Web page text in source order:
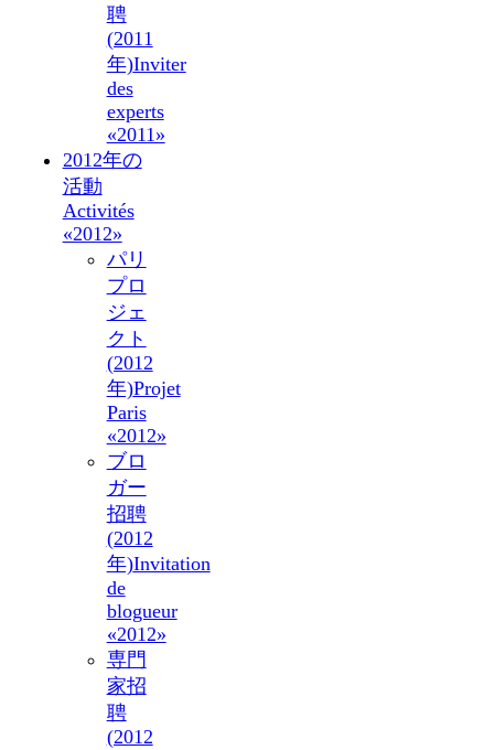
聘
(2011
年)Inviter
des
experts
«2011»
2012年の
活動
Activités
«2012»
パリ
プロ
ジェ
クト
(2012
年)Projet
Paris
«2012»
ブロ
ガー
招聘
(2012
年)Invitation
de
blogueur
«2012»
専門
家招
聘
(2012